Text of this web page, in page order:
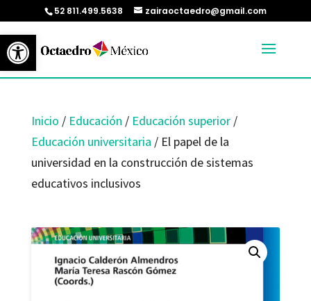
Abrir barra de herramientas
52 811.499.5638 zairaoctaedro@gmail.com
Inicio / Educación / Educación superior/
Educación universitaria / El papel de la
universidad en la construcción de sistemas
educativos inclusivos